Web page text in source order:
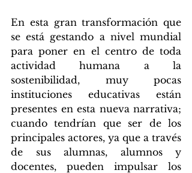
En esta gran transformación que
se está gestando a nivel mundial
para poner en el centro de toda
actividad humana a la
sostenibilidad, muy pocas
instituciones educativas están
presentes en esta nueva narrativa;
cuando tendrían que ser de los
principales actores, ya que a través
de sus alumnas, alumnos y
docentes, pueden impulsar los